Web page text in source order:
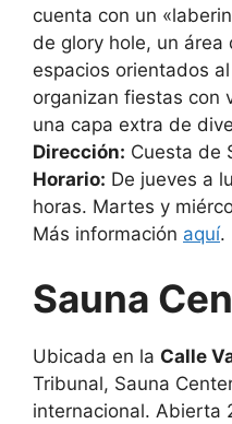
cuenta con un
de glory hole, un área
espacios orientados
organizan fiestas con
una capa extra de
Dirección: Cuesta de
Horario: De jueves a
horas. Martes y
Más información aquí.
Sauna
Ubicada en la Calle
Tribunal, Sauna
internacional. Abierta